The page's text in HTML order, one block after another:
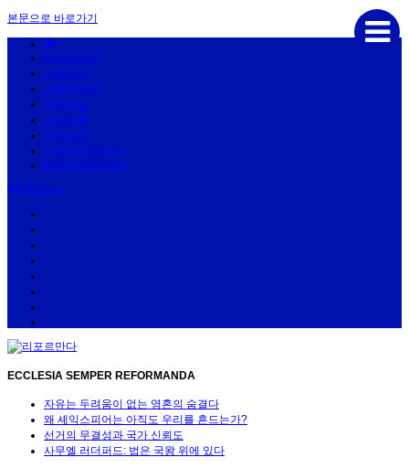
본문으로 바로가기
리포르만다
신학저널
교회사산책
목회저널
삶과문화
아카이브
신학라이브러리
Bread University
sitemap
ECCLESIA SEMPER REFORMANDA
자유는 두려움이 없는 영혼의 숨결다
왜 셰익스피어는 아직도 우리를 흔드는가?
선거의 무결성과 국가 신뢰도
사무엘 러더퍼드: 법은 국왕 위에 있다